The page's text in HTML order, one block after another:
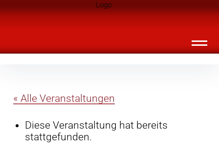
überspringen
Landknirpse – Die Zeitschrift für Leute
« Alle Veranstaltungen
Diese Veranstaltung hat bereits
stattgefunden.